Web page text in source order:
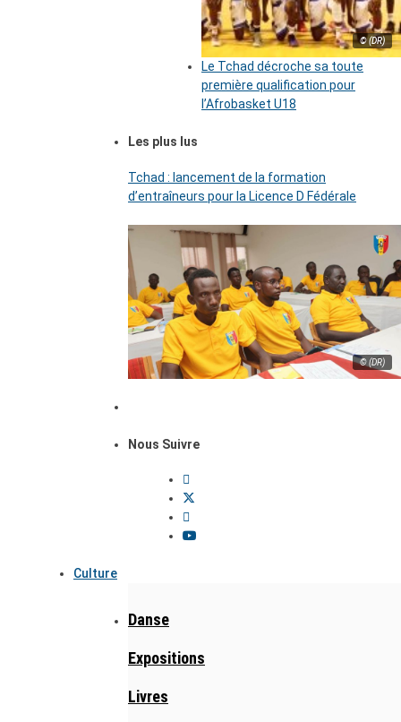
© (DR)
Le Tchad décroche sa toute
première qualification pour
l’Afrobasket U18
Les plus lus
Tchad : lancement de la formation
d’entraîneurs pour la Licence D Fédérale
© (DR)
Nous Suivre
Culture
Danse
Expositions
Livres